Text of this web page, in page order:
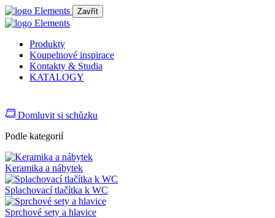
Zavřít
Produkty
Koupelnové inspirace
Kontakty & Studia
KATALOGY
Domluvit si schůzku
Podle kategorií
Keramika a nábytek
Splachovací tlačítka k WC
Sprchové sety a hlavice